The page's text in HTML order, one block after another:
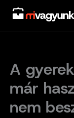
Skip
content
A
már
nem